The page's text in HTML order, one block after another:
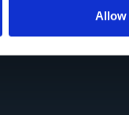
Allow